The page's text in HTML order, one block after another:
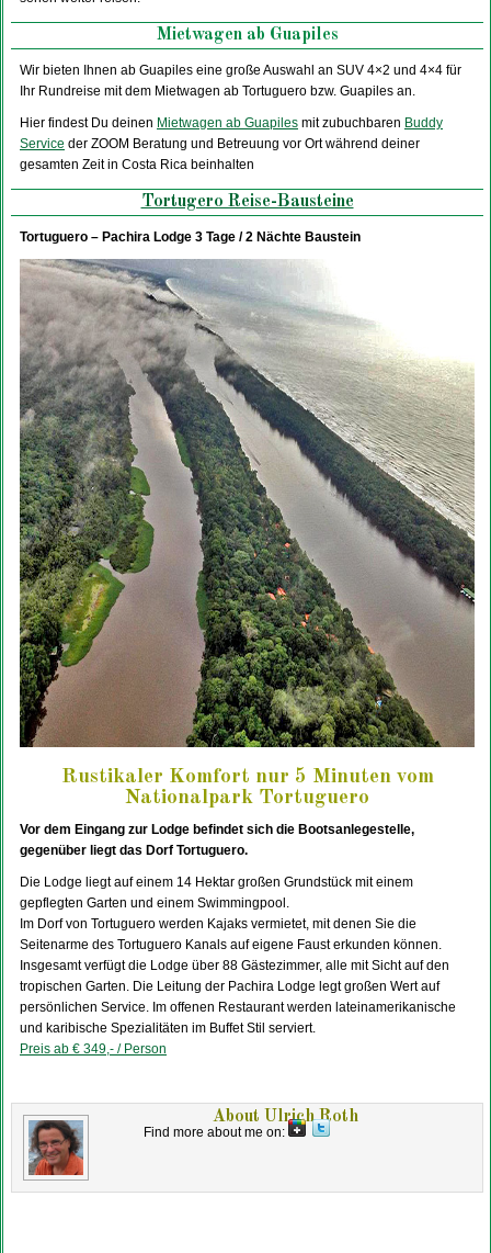
Mietwagen ab Guapiles
Wir bieten Ihnen ab Guapiles eine große Auswahl an SUV 4×2 und 4×4 für
Ihr Rundreise mit dem Mietwagen ab Tortuguero bzw. Guapiles an.
Hier findest Du deinen Mietwagen ab Guapiles mit zubuchbaren Buddy
Service der ZOOM Beratung und Betreuung vor Ort während deiner
gesamten Zeit in Costa Rica beinhalten
Tortugero Reise-Bausteine
Tortuguero – Pachira Lodge 3 Tage / 2 Nächte Baustein
Rustikaler Komfort nur 5 Minuten vom
Nationalpark Tortuguero
Vor dem Eingang zur Lodge befindet sich die Bootsanlegestelle,
gegenüber liegt das Dorf Tortuguero.
Die Lodge liegt auf einem 14 Hektar großen Grundstück mit einem
gepflegten Garten und einem Swimmingpool.
Im Dorf von Tortuguero werden Kajaks vermietet, mit denen Sie die
Seitenarme des Tortuguero Kanals auf eigene Faust erkunden können.
Insgesamt verfügt die Lodge über 88 Gästezimmer, alle mit Sicht auf den
tropischen Garten. Die Leitung der Pachira Lodge legt großen Wert auf
persönlichen Service. Im offenen Restaurant werden lateinamerikanische
und karibische Spezialitäten im Buffet Stil serviert.
Preis ab € 349,- / Person
About Ulrich Roth
Find more about me on: